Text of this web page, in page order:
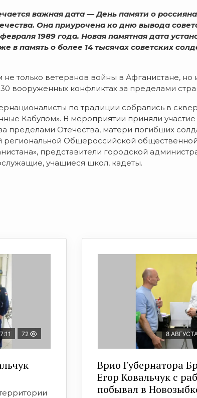
важная дата — День памяти о
Она приурочена ко дню вывода
1989 года. Новая памятная дата
в память о более 14 тысячах советских
только ветеранов войны в Афганистане, но
вооруженных конфликтах за пределами
по традиции собрались в
Кабулом». В мероприятии приняли участие
пределами Отечества, матери погибших
региональной Общероссийской
представители городской
учащиеся школ, кадеты.
72 8
Врио Губернатора
Егор Ковальчук с
побывал в